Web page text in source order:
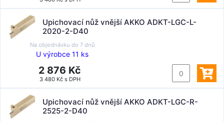
Upichovací nůž vnější AKKO ADKT-LGC-L-
2020-2-D40
Na objednávku do 7 dnů
U výrobce 11 ks
2 876 Kč
3 480 Kč s DPH
Upichovací nůž vnější AKKO ADKT-LGC-R-
2525-2-D40